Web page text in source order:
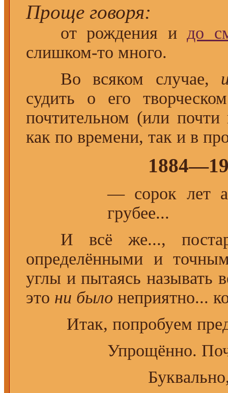
Проще говоря:
от рождения и до
слишком-то много.
Во всяком случае,
судить о его
почтительном (или
как по времени, так и в
— сорок лет
грубее...
И всё же...,
определёнными и
углы и пытаясь
это ни было неприятно...
Итак, попробуем
Упрощённо.